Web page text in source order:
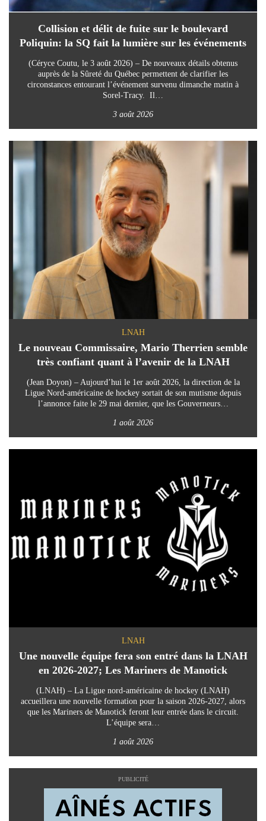
PUBLICITÉ
Collision et délit de fuite sur le boulevard
Poliquin: la SQ fait la lumière sur les événements
(Céryce Coutu, le 3 août 2026) – De nouveaux détails obtenus
auprès de la Sûreté du Québec permettent de clarifier les
circonstances entourant l’événement survenu dimanche matin à
Sorel-Tracy. Il…
3 août 2026
LNAH
Le nouveau Commissaire, Mario Therrien semble
très confiant quant à l’avenir de la LNAH
(Jean Doyon) – Aujourd’hui le 1er août 2026, la direction de la
Ligue Nord-américaine de hockey sortait de son mutisme depuis
l’annonce faite le 29 mai dernier, que les Gouverneurs…
1 août 2026
LNAH
Une nouvelle équipe fera son entré dans la LNAH
en 2026-2027; Les Mariners de Manotick
(LNAH) – La Ligue nord-américaine de hockey (LNAH)
accueillera une nouvelle formation pour la saison 2026-2027, alors
que les Mariners de Manotick feront leur entrée dans le circuit.
L’équipe sera…
1 août 2026